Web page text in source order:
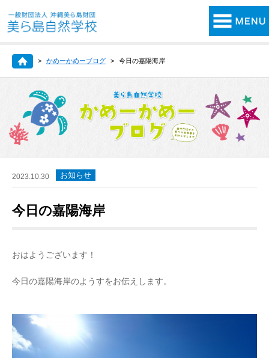
かめーかめーブログ 今日の嘉陽海岸
2023.10.30 お知らせ
今日の嘉陽海岸
おはようございます！
今日の嘉陽海岸のようすをお伝えします。